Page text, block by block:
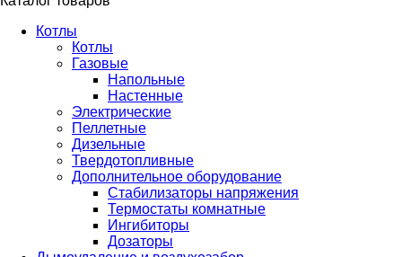
Котлы
Котлы
Газовые
Напольные
Настенные
Электрические
Пеллетные
Дизельные
Твердотопливные
Дополнительное оборудование
Стабилизаторы напряжения
Термостаты комнатные
Ингибиторы
Дозаторы